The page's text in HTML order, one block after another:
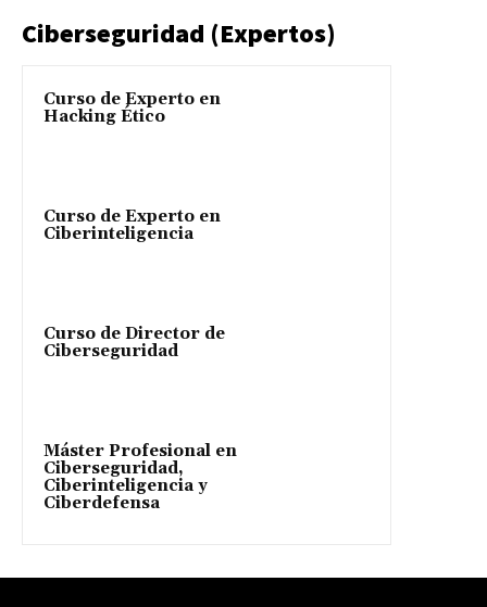
Ciberseguridad (Expertos)
Curso de Experto en
Hacking Ético
Curso de Experto en
Ciberinteligencia
Curso de Director de
Ciberseguridad
Máster Profesional en
Ciberseguridad,
Ciberinteligencia y
Ciberdefensa